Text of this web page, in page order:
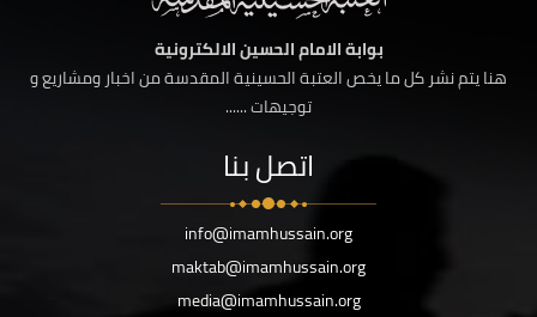
بوابة الامام الحسين الالكترونية
هنا يتم نشر كل ما يخص العتبة الحسينية المقدسة من اخبار ومشاريع و
توجيهات ......
اتصل بنا
info@imamhussain.org
maktab@imamhussain.org
media@imamhussain.org